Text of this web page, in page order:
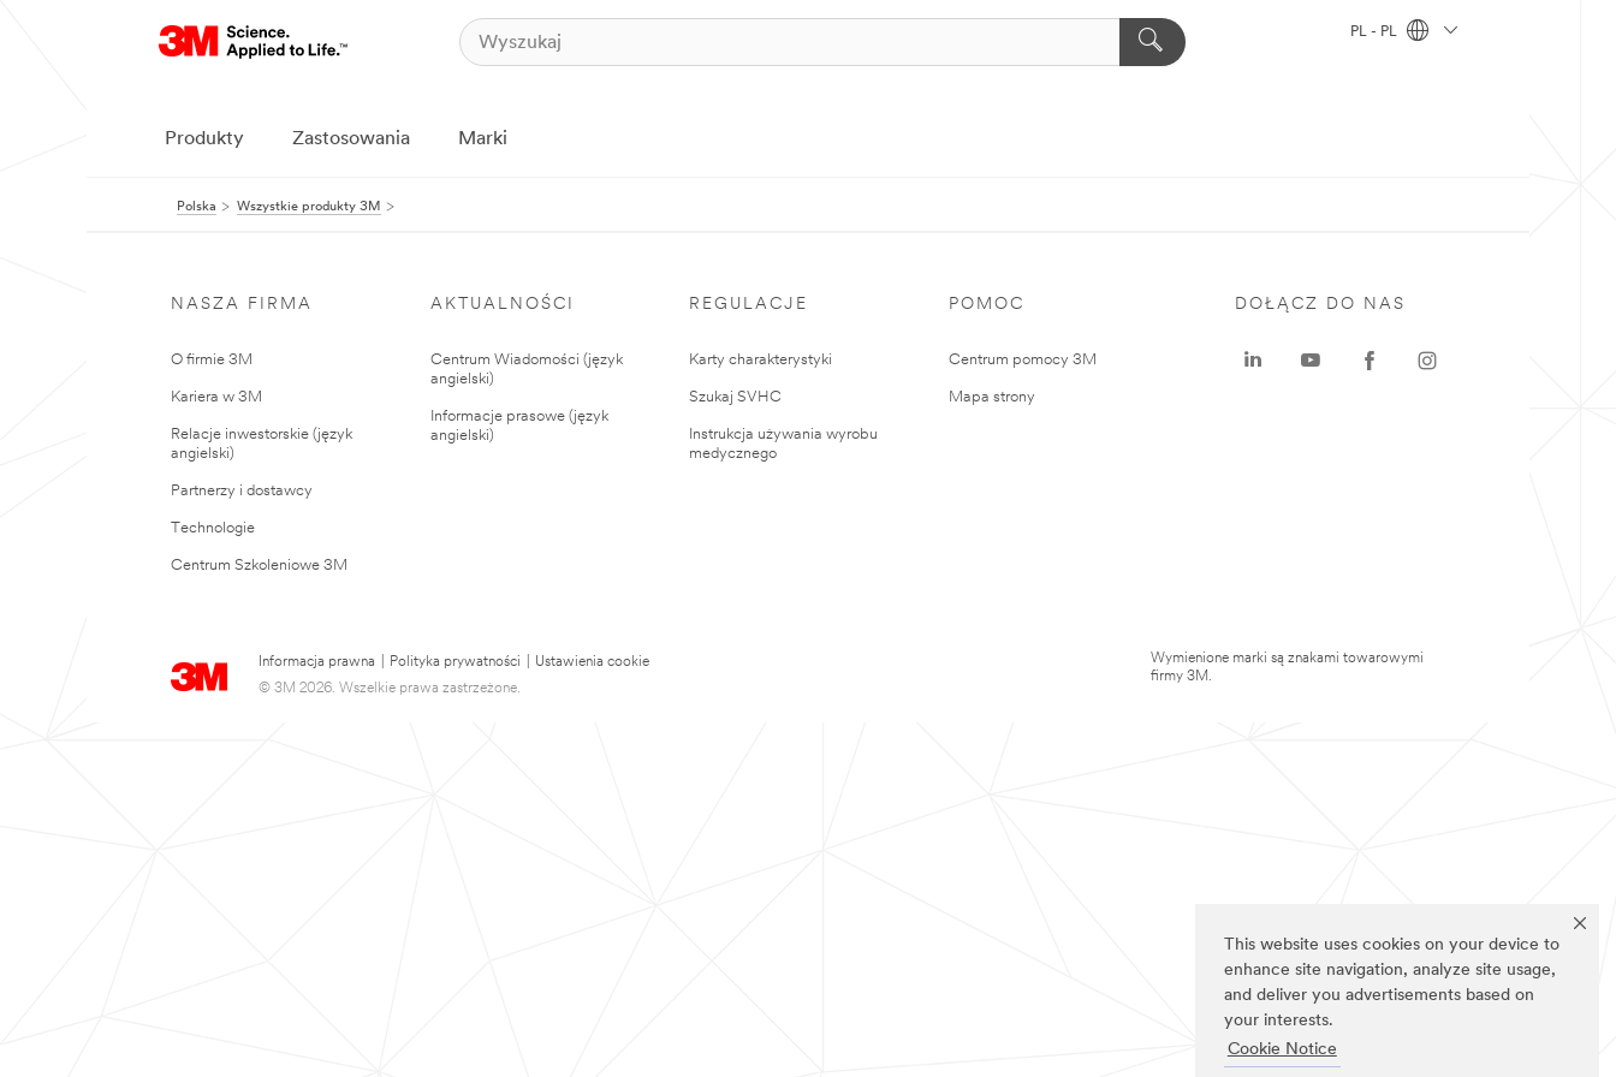
This website uses cookies on your device to
enhance site navigation, analyze site usage,
and deliver you advertisements based on
your interests.
Cookie Notice
PL - PL
Produkty Zastosowania Marki
Polska Wszystkie produkty 3M
NASZA FIRMA
O firmie 3M
Kariera w 3M
Relacje inwestorskie (język
angielski)
Partnerzy i dostawcy
Technologie
Centrum Szkoleniowe 3M
AKTUALNOŚCI
Centrum Wiadomości (język
angielski)
Informacje prasowe (język
angielski)
REGULACJE
Karty charakterystyki
Szukaj SVHC
Instrukcja używania wyrobu
medycznego
POMOC
Centrum pomocy 3M
Mapa strony
Informacja prawna Polityka prywatności
Ustawienia cookie
© 3M 2026. Wszelkie prawa zastrzeżone.
DOŁĄCZ DO NAS
Wymienione marki są znakami towarowymi
firmy 3M.